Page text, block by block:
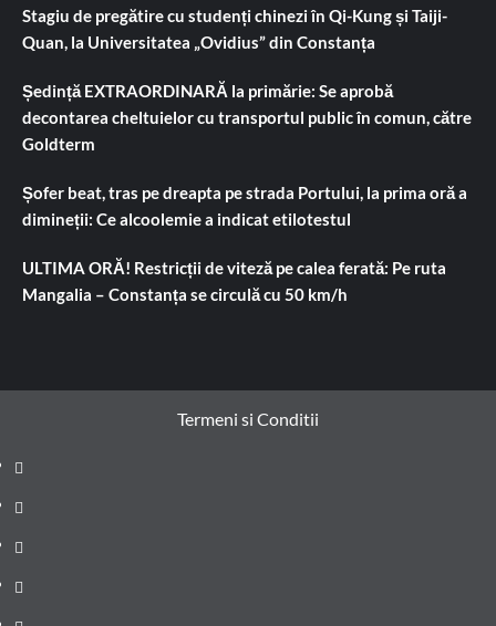
Stagiu de pregătire cu studenți chinezi în Qi-Kung și Taiji-
Quan, la Universitatea „Ovidius” din Constanța
Ședință EXTRAORDINARĂ la primărie: Se aprobă
decontarea cheltuielor cu transportul public în comun, către
Goldterm
Șofer beat, tras pe dreapta pe strada Portului, la prima oră a
dimineții: Ce alcoolemie a indicat etilotestul
ULTIMA ORĂ! Restricții de viteză pe calea ferată: Pe ruta
Mangalia – Constanța se circulă cu 50 km/h
Termeni si Conditii
Prima
pagină
Știri
de
ultima
Administrație
locală
Actualitate